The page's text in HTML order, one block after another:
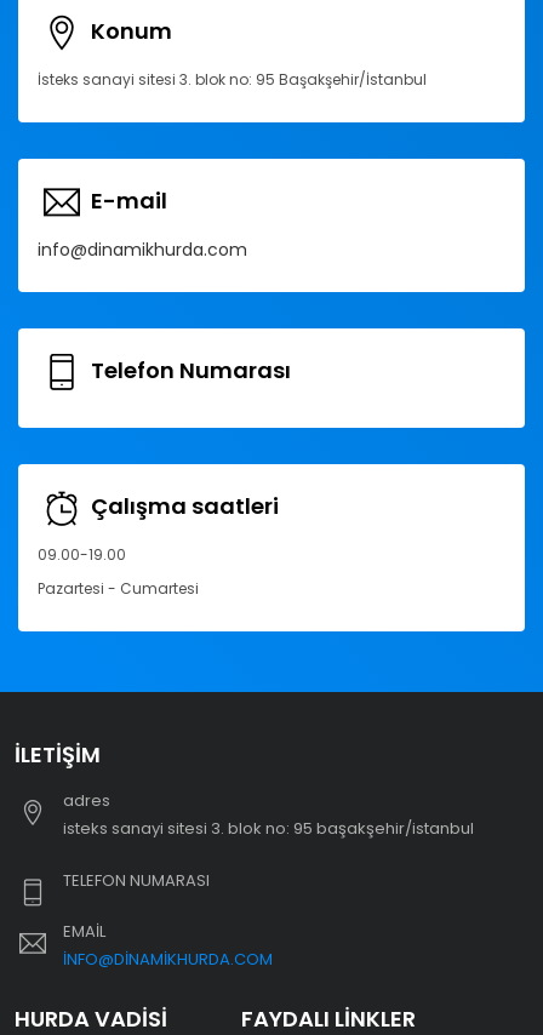
Konum
İsteks sanayi sitesi 3. blok no: 95 Başakşehir/İstanbul
E-mail
info@dinamikhurda.com
Telefon Numarası
Çalışma saatleri
09.00-19.00
Pazartesi - Cumartesi
İLETIŞIM
adres
i̇steks sanayi sitesi 3. blok no: 95 başakşehir/i̇stanbul
TELEFON NUMARASI
EMAIL
INFO@DINAMIKHURDA.COM
HURDA VADISI FAYDALI LINKLER